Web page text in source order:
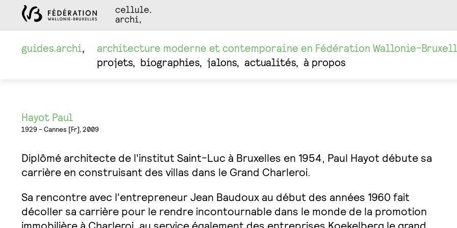
guides.archi
architecture moderne et contemporaine en Fédération Wallonie-
projets
biographies jalons actualités à propos
Hayot Paul
1929 - Cannes [Fr], 2009
Diplômé architecte de l'institut Saint-Luc à Bruxelles en 1954, Paul Hayot débute sa
carrière en construisant des villas dans le Grand Charleroi.
Sa rencontre avec l'entrepreneur Jean Baudoux au début des années 1960 fait
décoller sa carrière pour le rendre incontournable dans le monde de la promotion